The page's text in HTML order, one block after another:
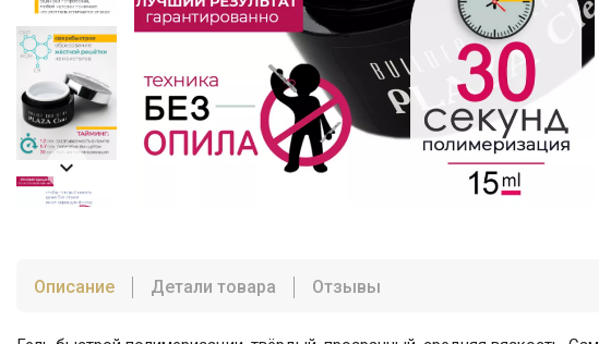

Описание Детали товара Отзывы